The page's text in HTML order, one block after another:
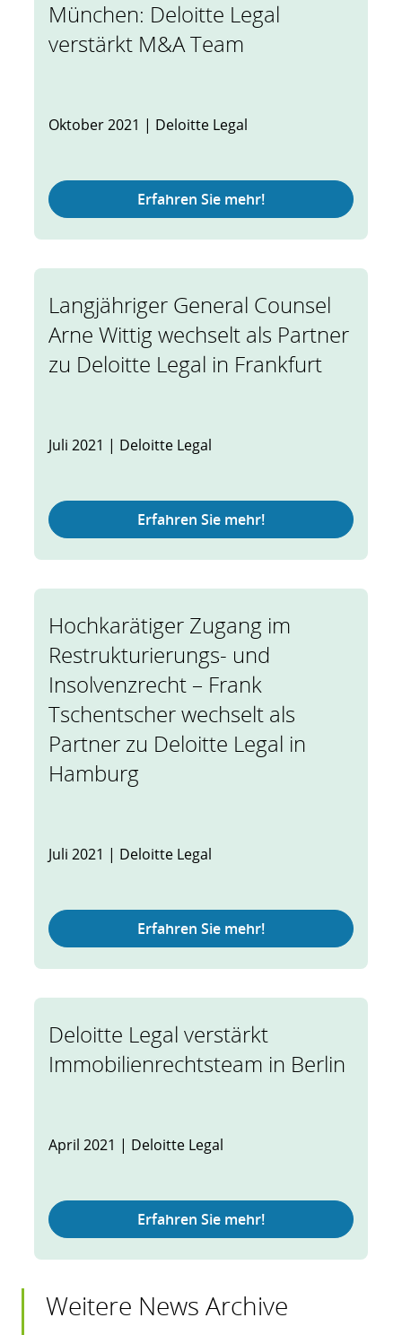
München: Deloitte Legal
verstärkt M&A Team
Oktober 2021 | Deloitte Legal
Erfahren Sie mehr!
Langjähriger General Counsel
Arne Wittig wechselt als Partner
zu Deloitte Legal in Frankfurt
Juli 2021 | Deloitte Legal
Erfahren Sie mehr!
Hochkarätiger Zugang im
Restrukturierungs- und
Insolvenzrecht – Frank
Tschentscher wechselt als
Partner zu Deloitte Legal in
Hamburg
Juli 2021 | Deloitte Legal
Erfahren Sie mehr!
Deloitte Legal verstärkt
Immobilienrechtsteam in Berlin
April 2021 | Deloitte Legal
Erfahren Sie mehr!
Weitere News Archive